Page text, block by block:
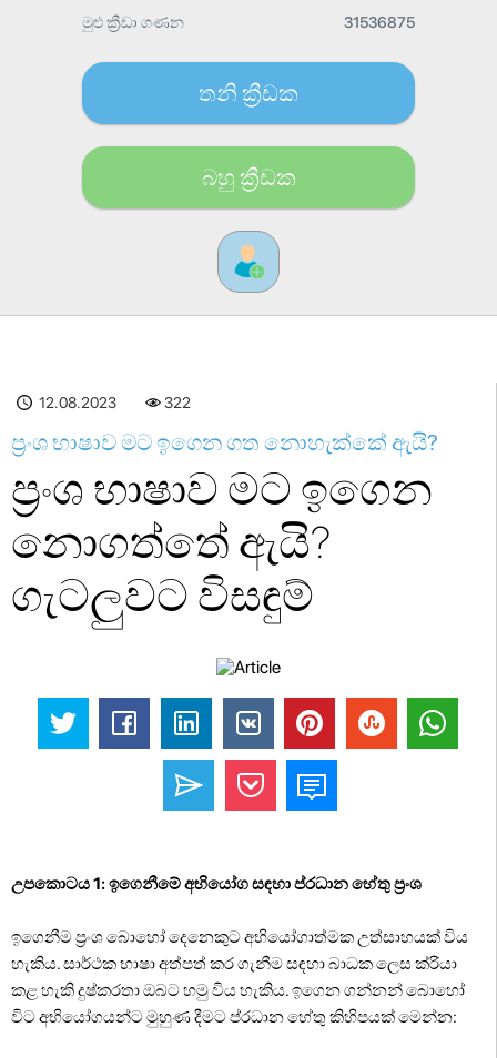
මුළු ක්‍රීඩා ගණන 31536875
තනි ක්‍රීඩක
බහු ක්‍රීඩක​
12.08.2023 322
ප්‍රංශ භාෂාව මට ඉගෙන ගත නොහැක්කේ ඇයි?
ප්‍රංශ භාෂාව මට ඉගෙන
නොගත්තේ ඇයි?
ගැටලුවට විසඳුම්
උපකොටය 1: ඉගෙනීමේ අභියෝග සඳහා ප්රධාන හේතු ප්‍රංශ
ඉගෙනීම ප්‍රංශ බොහෝ දෙනෙකුට අභියෝගාත්මක උත්සාහයක් විය
හැකිය. සාර්ථක භාෂා අත්පත් කර ගැනීම සඳහා බාධක ලෙස ක්රියා
කළ හැකි දුෂ්කරතා ඔබට හමු විය හැකිය. ඉගෙන ගන්නන් බොහෝ
විට අභියෝගයන්ට මුහුණ දීමට ප්රධාන හේතු කිහිපයක් මෙන්න: